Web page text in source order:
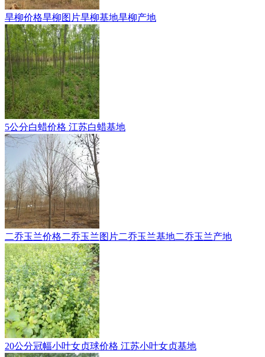
旱柳价格旱柳图片旱柳基地旱柳产地
5公分白蜡价格 江苏白蜡基地
二乔玉兰价格二乔玉兰图片二乔玉兰基地二乔玉兰产地
20公分冠幅小叶女贞球价格 江苏小叶女贞基地